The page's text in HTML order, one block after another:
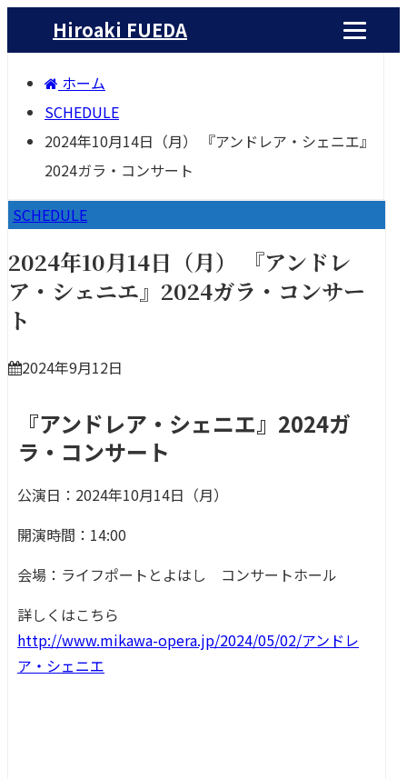
Hiroaki FUEDA
ホーム
SCHEDULE
2024年10月14日（月） 『アンドレア・シェニエ』
2024ガラ・コンサート
SCHEDULE
2024年10月14日（月） 『アンドレ
ア・シェニエ』2024ガラ・コンサー
ト
2024年9月12日
『アンドレア・シェニエ』2024ガ
ラ・コンサート
公演日：2024年10月14日（月）
開演時間：14:00
会場：ライフポートとよはし コンサートホール
詳しくはこちら
http://www.mikawa-opera.jp/2024/05/02/アンドレ
ア・シェニエ